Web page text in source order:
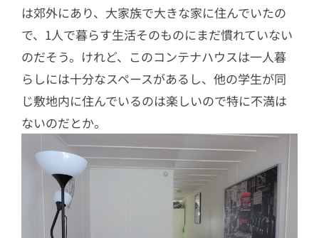
は郊外にあり、大家族で大きな家に住んでいたの
で、1人で暮らす生活そのものにまだ慣れていない
のだそう。けれど、このコンテナハウスは一人暮
らしには十分なスペースがあるし、他の学生が同
じ敷地内に住んでいるのは楽しいので特に不満は
ないのだとか。